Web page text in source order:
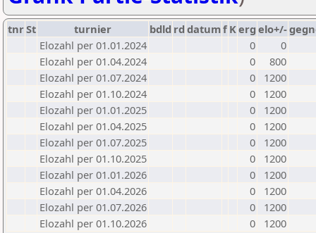
tnrSt turnier bdld rd datumf Kerg elo+/-
Elozahl per 01.01.2024
0
0
Elozahl per 01.04.2024
0
800
Elozahl per 01.07.2024
0
1200
Elozahl per 01.10.2024
0
1200
Elozahl per 01.01.2025
0
1200
Elozahl per 01.04.2025
0
1200
Elozahl per 01.07.2025
0
1200
Elozahl per 01.10.2025
0
1200
Elozahl per 01.01.2026
0
1200
Elozahl per 01.04.2026
0
1200
Elozahl per 01.07.2026
0
1200
Elozahl per 01.10.2026
0 1200